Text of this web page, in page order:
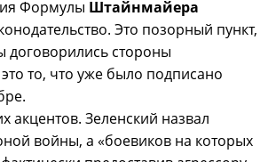
Формулы Штайнмайера
Это позорный пункт,
договорились стороны
то, что уже было подписано
акцентов. Зеленский назвал
войны, а «боевиков на которых